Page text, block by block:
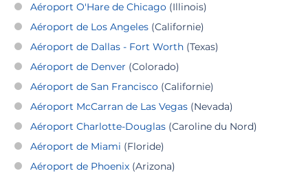
Aéroport O'Hare de Chicago (Illinois)
Aéroport de Los Angeles (Californie)
Aéroport de Dallas - Fort Worth (Texas)
Aéroport de Denver (Colorado)
Aéroport de San Francisco (Californie)
Aéroport McCarran de Las Vegas (Nevada)
Aéroport Charlotte-Douglas (Caroline du Nord)
Aéroport de Miami (Floride)
Aéroport de Phoenix (Arizona)